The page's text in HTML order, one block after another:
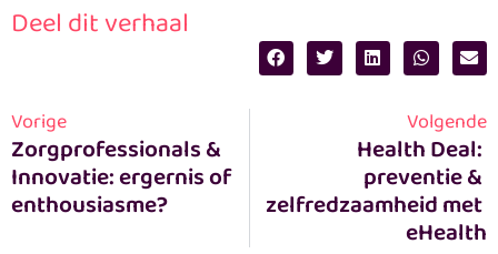
Deel dit verhaal
Vorige
Zorgprofessionals &
Innovatie: ergernis of
enthousiasme?
Volgende
Health Deal:
preventie &
zelfredzaamheid met
eHealth